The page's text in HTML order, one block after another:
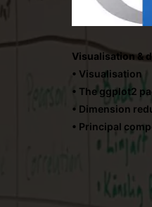
Visualisation &
• Visualisation
• The ggplot2
• Dimension
• Principal